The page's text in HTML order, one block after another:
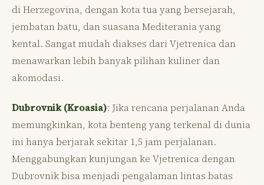
di Herzegovina, dengan kota tua yang bersejarah,
jembatan batu, dan suasana Mediterania yang
kental. Sangat mudah diakses dari Vjetrenica dan
menawarkan lebih banyak pilihan kuliner dan
akomodasi.
Dubrovnik (Kroasia): Jika rencana perjalanan Anda
memungkinkan, kota benteng yang terkenal di dunia
ini hanya berjarak sekitar 1,5 jam perjalanan.
Menggabungkan kunjungan ke Vjetrenica dengan
Dubrovnik bisa menjadi pengalaman lintas batas